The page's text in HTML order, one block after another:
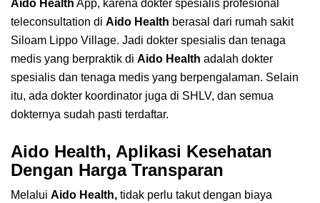
Aido Health App, karena dokter spesialis profesional
teleconsultation di Aido Health berasal dari rumah sakit
Siloam Lippo Village. Jadi dokter spesialis dan tenaga
medis yang berpraktik di Aido Health adalah dokter
spesialis dan tenaga medis yang berpengalaman. Selain
itu, ada dokter koordinator juga di SHLV, dan semua
dokternya sudah pasti terdaftar.
Aido Health, Aplikasi Kesehatan
Dengan Harga Transparan
Melalui Aido Health, tidak perlu takut dengan biaya